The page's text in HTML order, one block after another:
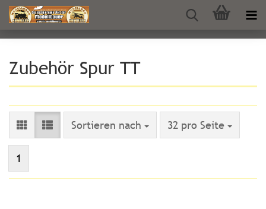
Zubehör Spur TT
Sortieren nach
Sortieren nach 32 pro Seite
pro Seite
1